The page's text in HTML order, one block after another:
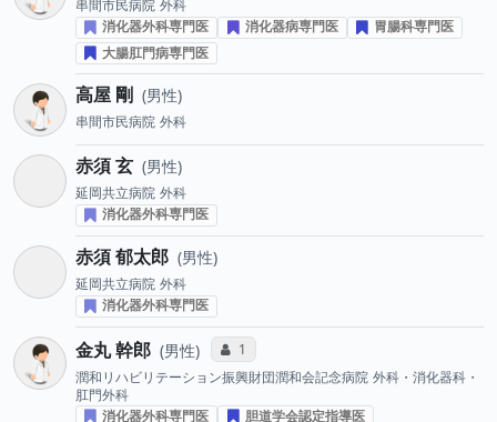
串間市民病院 外科
消化器外科専門医
消化器病専門医
胃腸科専門医
大腸肛門病専門医
高屋 剛 男性
串間市民病院 外科
赤須 玄 男性
延岡共立病院 外科
消化器外科専門医
赤須 郁太郎 男性
延岡共立病院 外科
消化器外科専門医
金丸 幹郎 男性 コミュニケーション・タイプ投票数
1
潤和リハビリテーション振興財団潤和会記念病院 外科・消化器科・
肛門外科
消化器外科専門医
胆道学会認定指導医